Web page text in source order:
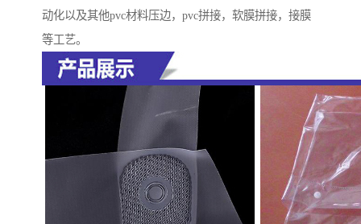
动化以及其他pvc材料压边，pvc拼接，软膜拼接，接膜
等工艺。